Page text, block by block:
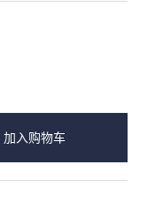
加入购物车